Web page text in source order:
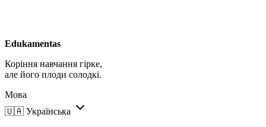
Edukamentas
Коріння навчання гірке,
але його плоди солодкі.
Мова
🇺🇦 Українська